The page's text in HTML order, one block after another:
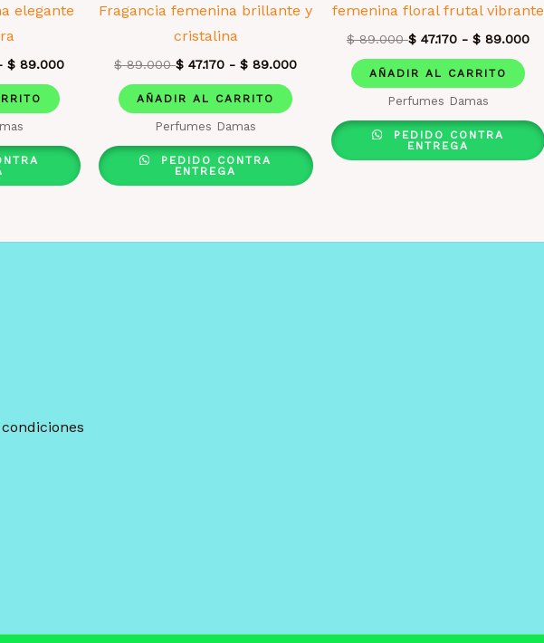
elegante
$ 89.000
Fragancia femenina brillante y
cristalina
$89.000 $ 47.170 -$ 89.000
AÑADIR AL CARRITO
Perfumes Damas
PEDIDO CONTRA
ENTREGA
femenina floral frutal vibrante
$89.000 $47.170- $89.000
AÑADIR AL CARRITO
Perfumes Damas
PEDIDO CONTRA
ENTREGA